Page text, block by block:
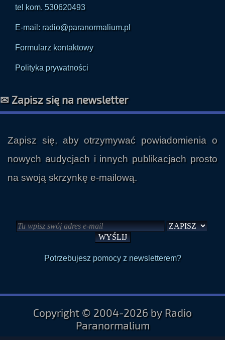
tel kom. 530620493
E-mail: radio@paranormalium.pl
Formularz kontaktowy
Polityka prywatności
✉ Zapisz się na newsletter
Zapisz się, aby otrzymywać powiadomienia o
nowych audycjach i innych publikacjach prosto
na swoją skrzynkę e-mailową.
Potrzebujesz pomocy z newsletterem?
Copyright © 2004-2026 by Radio
Paranormalium